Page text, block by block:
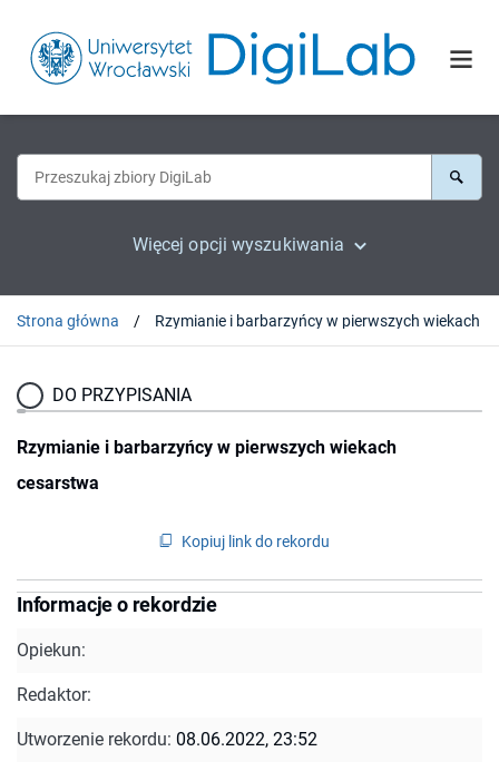
Więcej opcji wyszukiwania
Strona główna
DO PRZYPISANIA
Rzymianie i barbarzyńcy w pierwszych wiekach
cesarstwa
Kopiuj link do rekordu
Informacje o rekordzie
Opiekun:
Redaktor:
Utworzenie rekordu: 08.06.2022, 23:52